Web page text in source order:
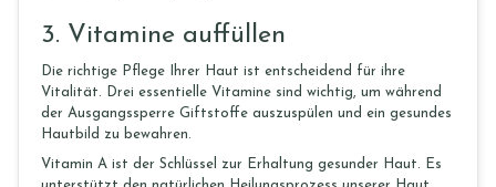
3. Vitamine auffüllen
Die richtige Pflege Ihrer Haut ist entscheidend für ihre
Vitalität. Drei essentielle Vitamine sind wichtig, um während
der Ausgangssperre Giftstoffe auszuspülen und ein gesundes
Hautbild zu bewahren.
Vitamin A ist der Schlüssel zur Erhaltung gesunder Haut. Es